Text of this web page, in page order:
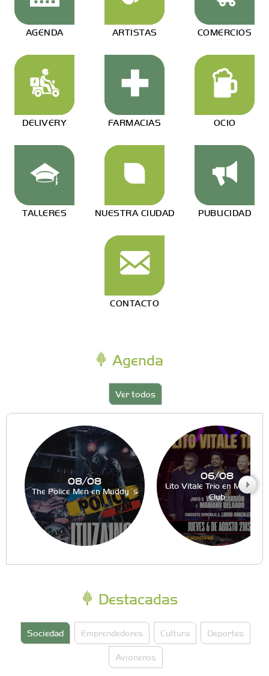
AGENDA ARTISTAS COMERCIOS
DELIVERY FARMACIAS OCIO
TALLERES NUESTRA CIUDAD PUBLICIDAD
CONTACTO
Agenda
Ver todos
08/08
The Police Men en Muddy´s
06/08
Lito Vitale Trio en Muddy´s
Club
Destacadas
Sociedad Emprendedores Cultura Deportes
Avioneros